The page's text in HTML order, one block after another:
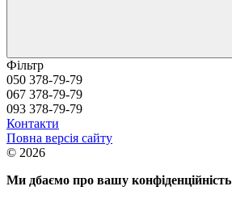
Фільтр
050 378-79-79
067 378-79-79
093 378-79-79
Контакти
Повна версія сайту
© 2026
Ми дбаємо про вашу конфіденційність